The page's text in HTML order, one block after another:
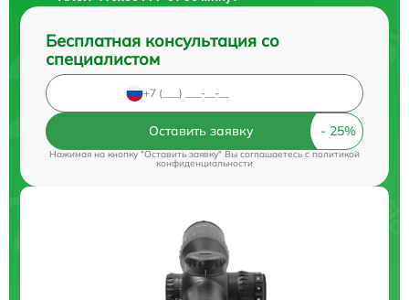
Бесплатная консультация со
специалистом
Оставить заявку
Нажимая на кнопку "Оставить заявку" Вы соглашаетесь cполитикой
конфиденциальности